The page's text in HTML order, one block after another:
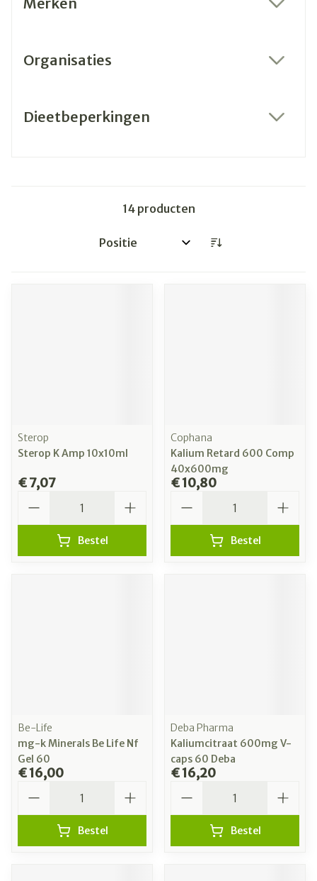
Organisaties
Dieetbeperkingen
14producten
Sorteer op:
Sterop
Sterop K Amp 10x10ml
€ 7,07
Bestel
Cophana
Kalium Retard 600 Comp
40x600mg
€ 10,80
Bestel
Be-Life
mg-k Minerals Be Life Nf
Gel 60
€ 16,00
Bestel
Deba Pharma
Kaliumcitraat 600mg V-
caps 60 Deba
€ 16,20
Bestel